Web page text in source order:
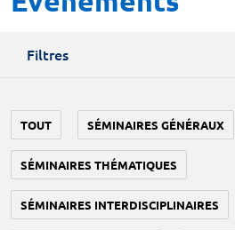
Filtres
TOUT SÉMINAIRES GÉNÉRAUX
SÉMINAIRES THÉMATIQUES
SÉMINAIRES INTERDISCIPLINAIRES